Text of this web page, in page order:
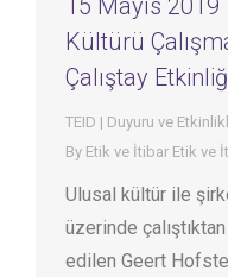
15 Mayıs
Kültürü
Çalıştay
TEID | Duyuru ve
By Etik ve İtibar Etik ve
Ulusal kültür ile
üzerinde
edilen Geert